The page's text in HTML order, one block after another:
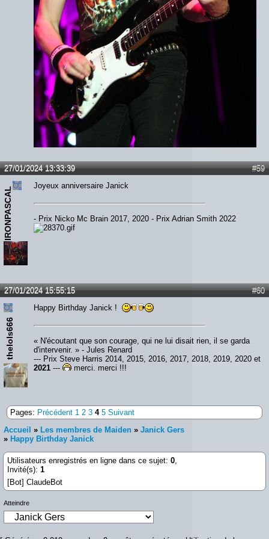
#59
27/01/2024 13:33:39
IRONPASCAL
Joyeux anniversaire Janick
- Prix Nicko Mc Brain 2017, 2020 - Prix Adrian Smith 2022
#60
27/01/2024 15:55:15
thelols666
Happy Birthday Janick !
« N'écoutant que son courage, qui ne lui disait rien, il se garda
d'intervenir. » - Jules Renard
--- Prix Steve Harris 2014, 2015, 2016, 2017, 2018, 2019, 2020 et
2021 --- merci, merci !!!
Pages: Précédent 1 2 3 4 5 Suivant
Accueil » Les membres de Maiden » Janick Gers
» Happy Birthday Janick
Utilisateurs enregistrés en ligne dans ce sujet: 0
Invité(s): 1
[Bot] ClaudeBot
Atteindre